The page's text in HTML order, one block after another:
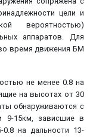
цели и
вероятностью)
аппаратов. Для
время движения БМ
не менее 0.8 на
на высотах от 30
обнаруживаются с
9-15км, зависшие в
на дальности 13-